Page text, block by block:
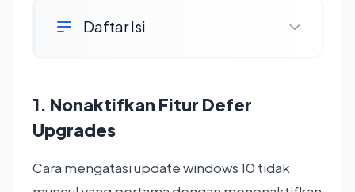
Daftar Isi
1. Nonaktifkan Fitur Defer
Upgrades
Cara mengatasi update windows 10 tidak